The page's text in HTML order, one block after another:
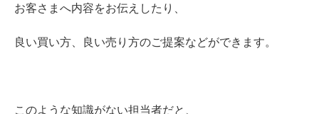
お客さまへ内容をお伝えしたり、
良い買い方、良い売り方のご提案などができます。
このような知識がない担当者だと、